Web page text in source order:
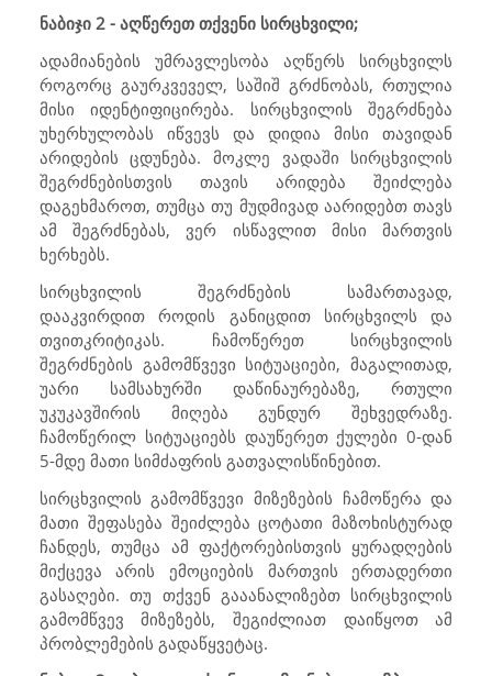
ნაბიჯი 2 - აღწერეთ თქვენი სირცხვილი;
ადამიანების უმრავლესობა აღწერს სირცხვილს
როგორც გაურკვეველ, საშიშ გრძნობას, რთულია
მისი იდენტიფიცირება. სირცხვილის შეგრძნება
უხერხულობას იწვევს და დიდია მისი თავიდან
არიდების ცდუნება. მოკლე ვადაში სირცხვილის
შეგრძნებისთვის თავის არიდება შეიძლება
დაგეხმაროთ, თუმცა თუ მუდმივად აარიდებთ თავს
ამ შეგრძნებას, ვერ ისწავლით მისი მართვის
ხერხებს.
სირცხვილის შეგრძნების სამართავად,
დააკვირდით როდის განიცდით სირცხვილს და
თვითკრიტიკას. ჩამოწერეთ სირცხვილის
შეგრძნების გამომწვევი სიტუაციები, მაგალითად,
უარი სამსახურში დაწინაურებაზე, რთული
უკუკავშირის მიღება გუნდურ შეხვედრაზე.
ჩამოწერილ სიტუაციებს დაუწერეთ ქულები 0-დან
5-მდე მათი სიმძაფრის გათვალისწინებით.
სირცხვილის გამომწვევი მიზეზების ჩამოწერა და
მათი შეფასება შეიძლება ცოტათი მაზოხისტურად
ჩანდეს, თუმცა ამ ფაქტორებისთვის ყურადღების
მიქცევა არის ემოციების მართვის ერთადერთი
გასაღები. თუ თქვენ გააანალიზებთ სირცხვილის
გამომწვევ მიზეზებს, შეგიძლიათ დაიწყოთ ამ
პრობლემების გადაწყვეტაც.